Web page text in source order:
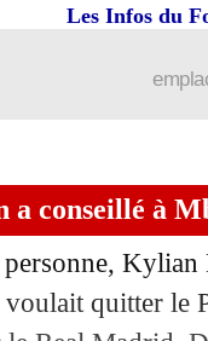
Les Infos du
a conseillé à
quitter le
les compos
compos
les compos
pour Roberto